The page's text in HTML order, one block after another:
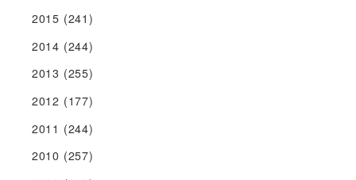
2015 (241)
2014 (244)
2013 (255)
2012 (177)
2011 (244)
2010 (257)